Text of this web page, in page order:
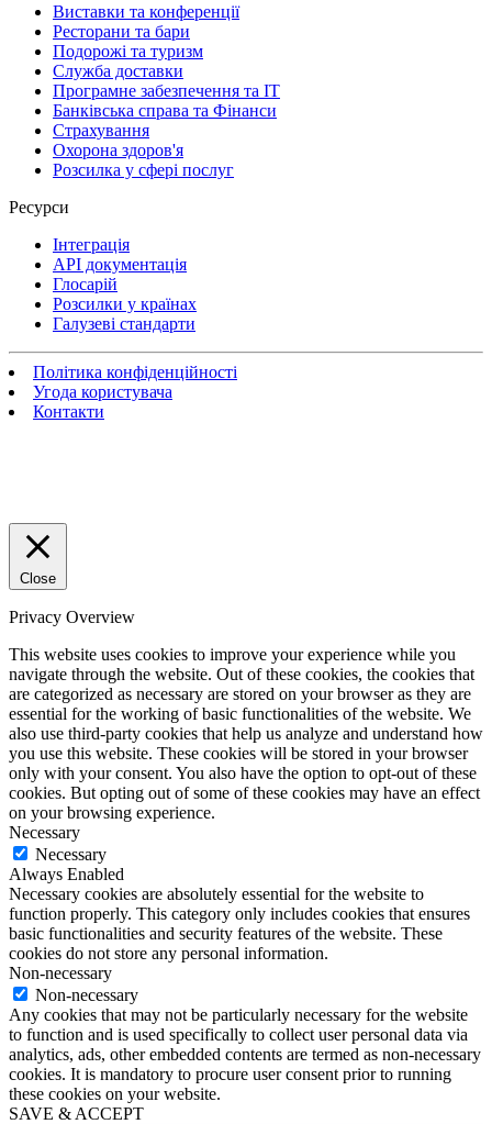
Виставки та конференції
Ресторани та бари
Подорожі та туризм
Служба доставки
Програмне забезпечення та IT
Банківська справа та Фінанси
Страхування
Охорона здоров'я
Розсилка у сфері послуг
Ресурси
Інтеграція
API документація
Глосарій
Розсилки у країнах
Галузеві стандарти
Політика конфіденційності
Угода користувача
Контакти
Close
Privacy Overview
This website uses cookies to improve your experience while you
navigate through the website. Out of these cookies, the cookies that
are categorized as necessary are stored on your browser as they are
essential for the working of basic functionalities of the website. We
also use third-party cookies that help us analyze and understand how
you use this website. These cookies will be stored in your browser
only with your consent. You also have the option to opt-out of these
cookies. But opting out of some of these cookies may have an effect
on your browsing experience.
Necessary
Necessary
Always Enabled
Necessary cookies are absolutely essential for the website to
function properly. This category only includes cookies that ensures
basic functionalities and security features of the website. These
cookies do not store any personal information.
Non-necessary
Non-necessary
Any cookies that may not be particularly necessary for the website
to function and is used specifically to collect user personal data via
analytics, ads, other embedded contents are termed as non-necessary
cookies. It is mandatory to procure user consent prior to running
these cookies on your website.
SAVE & ACCEPT